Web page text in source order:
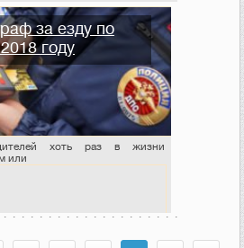
за езду по
году
хоть раз в жизни
или